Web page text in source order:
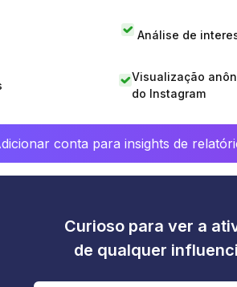
Análise de
Visualização
do Instagram
conta para insights de
Curioso para ver a
de qualquer